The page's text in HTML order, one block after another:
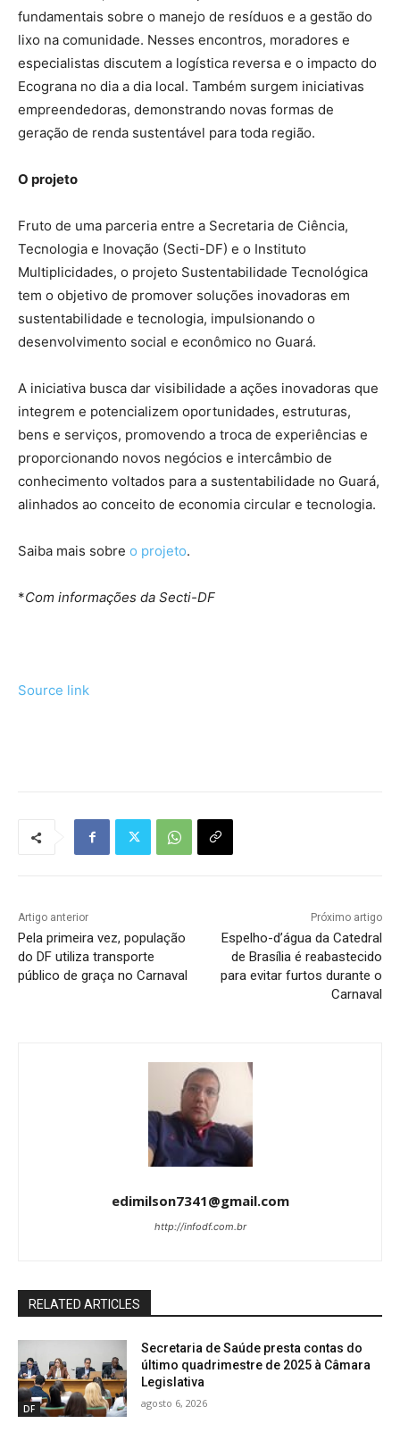
fundamentais sobre o manejo de resíduos e a gestão do
lixo na comunidade. Nesses encontros, moradores e
especialistas discutem a logística reversa e o impacto do
Ecograna no dia a dia local. Também surgem iniciativas
empreendedoras, demonstrando novas formas de
geração de renda sustentável para toda região.
O projeto
Fruto de uma parceria entre a Secretaria de Ciência,
Tecnologia e Inovação (Secti-DF) e o Instituto
Multiplicidades, o projeto Sustentabilidade Tecnológica
tem o objetivo de promover soluções inovadoras em
sustentabilidade e tecnologia, impulsionando o
desenvolvimento social e econômico no Guará.
A iniciativa busca dar visibilidade a ações inovadoras que
integrem e potencializem oportunidades, estruturas,
bens e serviços, promovendo a troca de experiências e
proporcionando novos negócios e intercâmbio de
conhecimento voltados para a sustentabilidade no Guará,
alinhados ao conceito de economia circular e tecnologia.
Saiba mais sobre o projeto.
*Com informações da Secti-DF
Source link
Artigo anterior
Pela primeira vez, população
do DF utiliza transporte
público de graça no Carnaval
Próximo artigo
Espelho-d’água da Catedral
de Brasília é reabastecido
para evitar furtos durante o
Carnaval
edimilson7341@gmail.com
http://infodf.com.br
RELATED ARTICLES
DF
Secretaria de Saúde presta contas do
último quadrimestre de 2025 à Câmara
Legislativa
agosto 6, 2026